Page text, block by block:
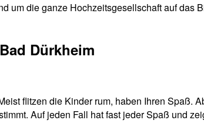
um die ganze Hochzeitsgesellschaft auf
Dürkheim
flitzen die Kinder rum, haben Ihren Spaß.
Auf jeden Fall hat fast jeder Spaß und